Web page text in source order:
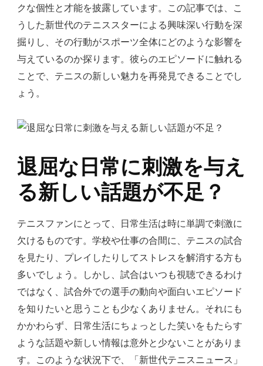
クな個性と才能を披露しています。この記事では、こ
うした新世代のテニススターによる興味深い行動を深
掘りし、その行動がスポーツ全体にどのような影響を
与えているのか探ります。彼らのエピソードに触れる
ことで、テニスの新しい魅力を再発見できることでし
ょう。
退屈な日常に刺激を与え
る新しい話題が不足？
テニスファンにとって、日常生活は時に単調で刺激に
欠けるものです。学校や仕事の合間に、テニスの試合
を見たり、プレイしたりしてストレスを解消する方も
多いでしょう。しかし、試合はいつも視聴できるわけ
ではなく、試合外での選手の動向や面白いエピソード
を知りたいと思うことも少なくありません。それにも
かかわらず、日常生活にちょっとした笑いをもたらす
ような話題や新しい情報は意外と少ないことがありま
す。このような状況下で、「新世代テニスニュース」